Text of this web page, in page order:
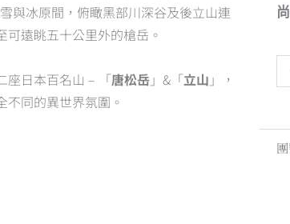
與冰原間，俯瞰黑部川深谷及後立山連
可遠眺五十公里外的槍岳。
座日本百名山 – 「唐松岳」&「立山 」，
不同的異世界氛圍。
立
冬
季
行
7